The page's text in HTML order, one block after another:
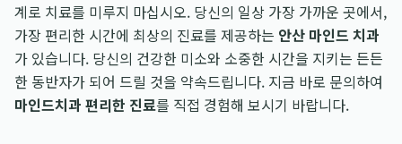
계로 치료를 미루지 마십시오. 당신의 일상 가장 가까운 곳에서,
가장 편리한 시간에 최상의 진료를 제공하는 안산 마인드 치과
가 있습니다. 당신의 건강한 미소와 소중한 시간을 지키는 든든
한 동반자가 되어 드릴 것을 약속드립니다. 지금 바로 문의하여
마인드치과 편리한 진료를 직접 경험해 보시기 바랍니다.